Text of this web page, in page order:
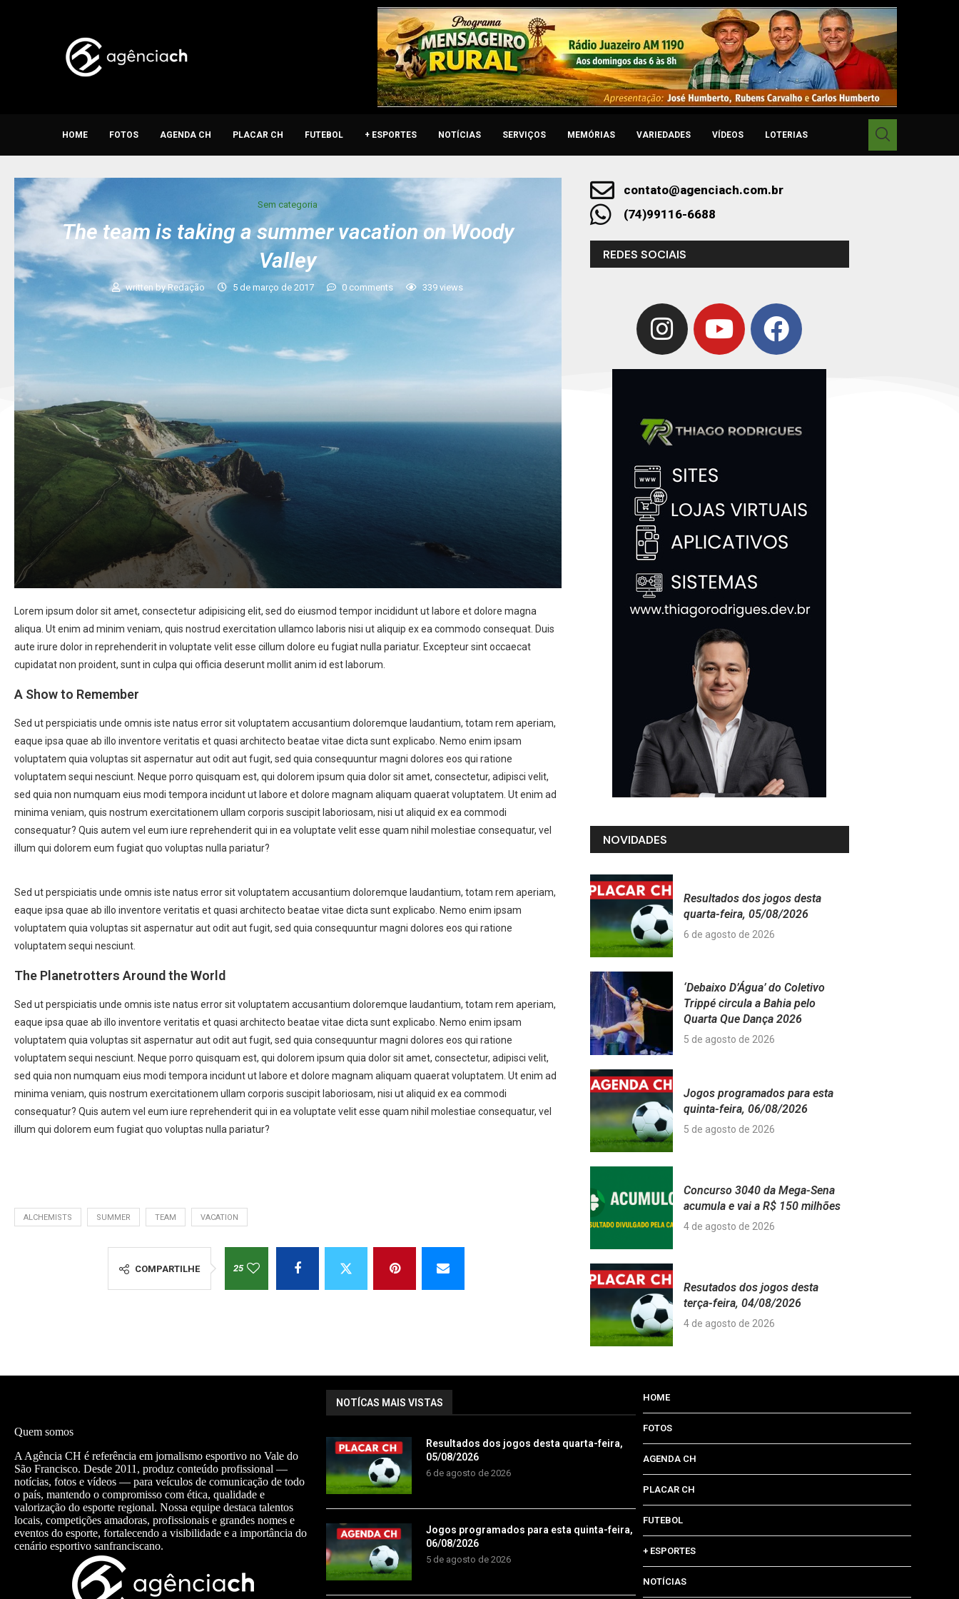
HOME FOTOS AGENDA CH PLACAR CH FUTEBOL + ESPORTES NOTÍCIAS SERVIÇOS MEMÓRIAS VARIEDADES VÍDEOS LOTERIAS
Sem categoria
The team is taking a summer vacation on Woody
Valley
written byRedação 5 de março de 2017 0 comments 339 views
Lorem ipsum dolor sit amet, consectetur adipisicing elit, sed do eiusmod tempor incididunt ut labore et dolore magna
aliqua. Ut enim ad minim veniam, quis nostrud exercitation ullamco laboris nisi ut aliquip ex ea commodo consequat. Duis
aute irure dolor in reprehenderit in voluptate velit esse cillum dolore eu fugiat nulla pariatur. Excepteur sint occaecat
cupidatat non proident, sunt in culpa qui officia deserunt mollit anim id est laborum.
A Show to Remember
Sed ut perspiciatis unde omnis iste natus error sit voluptatem accusantium doloremque laudantium, totam rem aperiam,
eaque ipsa quae ab illo inventore veritatis et quasi architecto beatae vitae dicta sunt explicabo. Nemo enim ipsam
voluptatem quia voluptas sit aspernatur aut odit aut fugit, sed quia consequuntur magni dolores eos qui ratione
voluptatem sequi nesciunt. Neque porro quisquam est, qui dolorem ipsum quia dolor sit amet, consectetur, adipisci velit,
sed quia non numquam eius modi tempora incidunt ut labore et dolore magnam aliquam quaerat voluptatem. Ut enim ad
minima veniam, quis nostrum exercitationem ullam corporis suscipit laboriosam, nisi ut aliquid ex ea commodi
consequatur? Quis autem vel eum iure reprehenderit qui in ea voluptate velit esse quam nihil molestiae consequatur, vel
illum qui dolorem eum fugiat quo voluptas nulla pariatur?
Madison Cube train station. You can take the A and C lines to get there.
Sed ut perspiciatis unde omnis iste natus error sit voluptatem accusantium doloremque laudantium, totam rem aperiam,
eaque ipsa quae ab illo inventore veritatis et quasi architecto beatae vitae dicta sunt explicabo. Nemo enim ipsam
voluptatem quia voluptas sit aspernatur aut odit aut fugit, sed quia consequuntur magni dolores eos qui ratione
voluptatem sequi nesciunt.
The Planetrotters Around the World
Sed ut perspiciatis unde omnis iste natus error sit voluptatem accusantium doloremque laudantium, totam rem aperiam,
eaque ipsa quae ab illo inventore veritatis et quasi architecto beatae vitae dicta sunt explicabo. Nemo enim ipsam
voluptatem quia voluptas sit aspernatur aut odit aut fugit, sed quia consequuntur magni dolores eos qui ratione
voluptatem sequi nesciunt. Neque porro quisquam est, qui dolorem ipsum quia dolor sit amet, consectetur, adipisci velit,
sed quia non numquam eius modi tempora incidunt ut labore et dolore magnam aliquam quaerat voluptatem. Ut enim ad
minima veniam, quis nostrum exercitationem ullam corporis suscipit laboriosam, nisi ut aliquid ex ea commodi
consequatur? Quis autem vel eum iure reprehenderit qui in ea voluptate velit esse quam nihil molestiae consequatur, vel
illum qui dolorem eum fugiat quo voluptas nulla pariatur?
ALCHEMISTS SUMMER TEAM VACATION
COMPARTILHE 25
contato@agenciach.com.br
(74)99116-6688
REDES SOCIAIS
NOVIDADES
Resultados dos jogos desta
quarta-feira, 05/08/2026
6 de agosto de 2026
‘Debaixo D’Água’ do Coletivo
Trippé circula a Bahia pelo
Quarta Que Dança 2026
5 de agosto de 2026
Jogos programados para esta
quinta-feira, 06/08/2026
5 de agosto de 2026
Concurso 3040 da Mega-Sena
acumula e vai a R$ 150 milhões
4 de agosto de 2026
Resutados dos jogos desta
terça-feira, 04/08/2026
4 de agosto de 2026
Quem somos
A Agência CH é referência em jornalismo esportivo no Vale do
São Francisco. Desde 2011, produz conteúdo profissional —
notícias, fotos e vídeos — para veículos de comunicação de todo
o país, mantendo o compromisso com ética, qualidade e
valorização do esporte regional. Nossa equipe destaca talentos
locais, competições amadoras, profissionais e grandes nomes e
eventos do esporte, fortalecendo a visibilidade e a importância do
cenário esportivo sanfranciscano.
NOTÍCAS MAIS VISTAS
Resultados dos jogos desta quarta-feira,
05/08/2026
6 de agosto de 2026
Jogos programados para esta quinta-feira,
06/08/2026
5 de agosto de 2026
HOME
FOTOS
AGENDA CH
PLACAR CH
FUTEBOL
+ ESPORTES
NOTÍCIAS